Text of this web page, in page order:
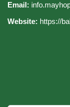
Email:
Website: https://